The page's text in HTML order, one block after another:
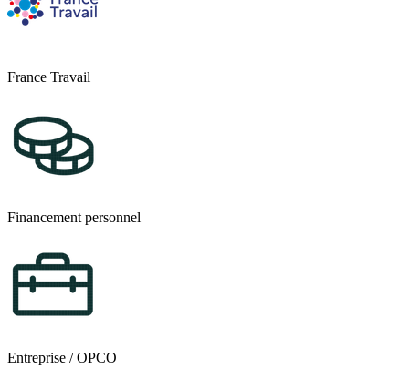
France Travail
Financement personnel
Entreprise / OPCO